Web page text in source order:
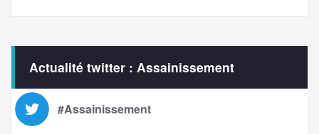
Actualité twitter : Assainissement
#Assainissement